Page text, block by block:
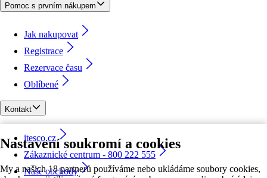
Nastavení soukromí a cookies
My a našich 18 partnerů používáme nebo ukládáme soubory cookies,
Pomoc s prvním nákupem
Jak nakupovat
Registrace
Rezervace času
Oblíbené
Kontakt
itesco.cz
Zákaznické centrum - 800 222 555
Naše obchody